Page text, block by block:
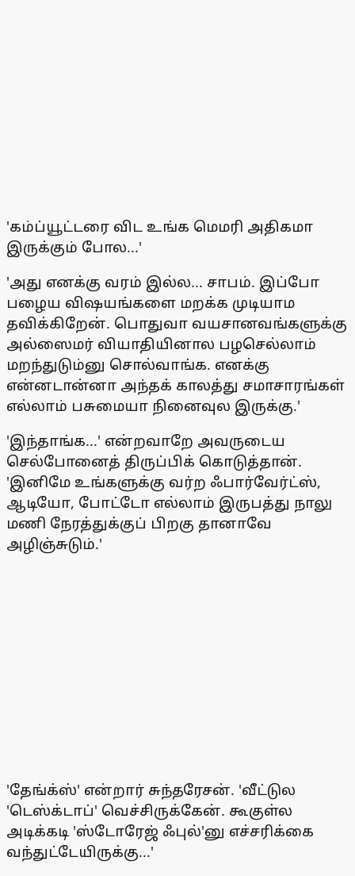
'கம்ப்யூட்டரை விட உங்க மெமரி அதிகமா
இருக்கும் போல...'
'அது எனக்கு வரம் இல்ல... சாபம். இப்போ
பழைய விஷயங்களை மறக்க முடியாம
தவிக்கிறேன். பொதுவா வயசானவங்களுக்கு
அல்ஸைமர் வியாதியினால பழசெல்லாம்
மறந்துடும்னு சொல்வாங்க. எனக்கு
என்னடான்னா அந்தக் காலத்து சமாசாரங்கள்
எல்லாம் பசுமையா நினைவுல இருக்கு.'
'இந்தாங்க...' என்றவாறே அவருடைய
செல்போனைத் திருப்பிக் கொடுத்தான்.
'இனிமே உங்களுக்கு வர்ற ஃபார்வேர்ட்ஸ்,
ஆடியோ, போட்டோ எல்லாம் இருபத்து நாலு
மணி நேரத்துக்குப் பிறகு தானாவே
அழிஞ்சுடும்.'
'தேங்க்ஸ்' என்றார் சுந்தரேசன். 'வீட்டுல
'டெஸ்க்டாப்' வெச்சிருக்கேன். கூகுள்ல
அடிக்கடி 'ஸ்டோரேஜ் ஃபுல்'னு எச்சரிக்கை
வந்துட்டேயிருக்கு...'